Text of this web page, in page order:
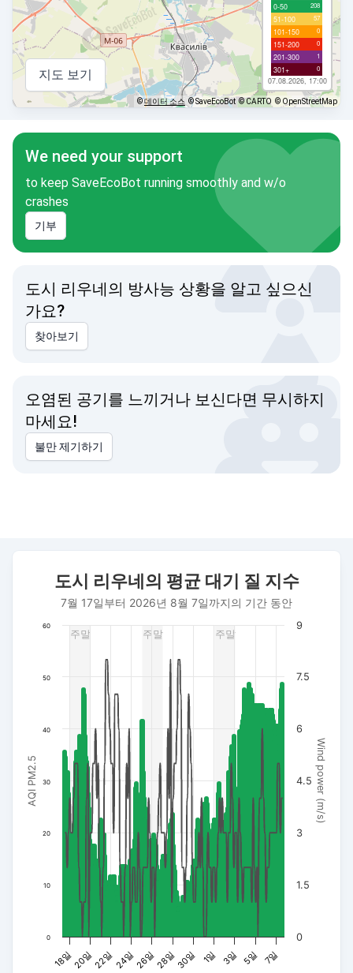
0-50 208
51-100 57
101-150 0
151-200 0
201-300 1
301+ 0
07.08.2026, 17:00
지도 보기
©데이터 소스 © SaveEcoBot © CARTO © OpenStreetMap
We need your support
to keep SaveEcoBot running smoothly and w/o
crashes
기부
도시 리우네의 방사능 상황을 알고 싶으신
가요?
찾아보기
오염된 공기를 느끼거나 보신다면 무시하지
마세요!
불만 제기하기
Combination chart with 3 data series.
7월 17일부터 2026년 8월 7일까지의 기간 동안
The chart has 1 X axis displaying 날짜. Data ranges from
The chart has 3 Y axes displaying AQI PM2.5, Wind power
주말
주말
주말
AQI PM2.5 Wind power (m/s)
도시 리우네의 평균 대기 질 지수
7월 17일부터 2026년 8월 7일까지의 기간 동안
18일20일22일24일26일28일30일 1일 3일 5일 7일
0
10
20
30
40
50
60
0
1.5
3
4.5
6
7.5
9